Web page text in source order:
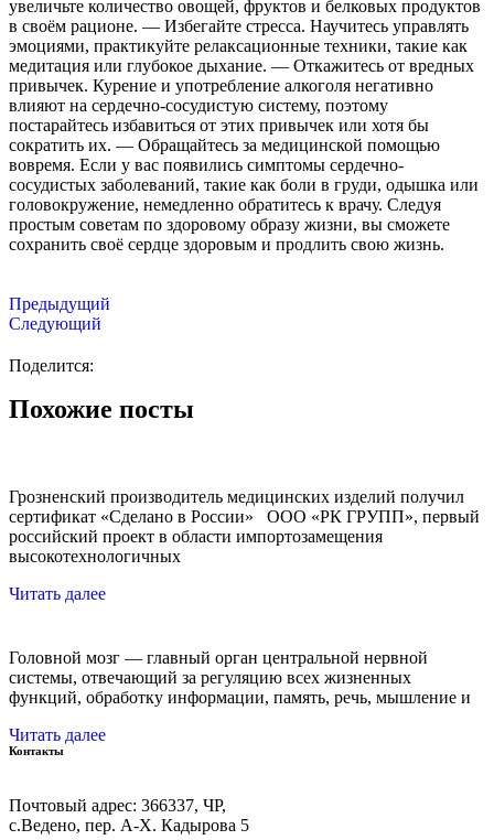
увеличьте количество овощей, фруктов и белковых продуктов
в своём рационе. — Избегайте стресса. Научитесь управлять
эмоциями, практикуйте релаксационные техники, такие как
медитация или глубокое дыхание. — Откажитесь от вредных
привычек. Курение и употребление алкоголя негативно
влияют на сердечно-сосудистую систему, поэтому
постарайтесь избавиться от этих привычек или хотя бы
сократить их. — Обращайтесь за медицинской помощью
вовремя. Если у вас появились симптомы сердечно-
сосудистых заболеваний, такие как боли в груди, одышка или
головокружение, немедленно обратитесь к врачу. Следуя
простым советам по здоровому образу жизни, вы сможете
сохранить своё сердце здоровым и продлить свою жизнь.
Предыдущий
Следующий
Поделится:
Похожие посты
Грозненский производитель медицинских изделий получил
сертификат «Сделано в России» ООО «РК ГРУПП», первый
российский проект в области импортозамещения
высокотехнологичных
Читать далее
Головной мозг — главный орган центральной нервной
системы, отвечающий за регуляцию всех жизненных
функций, обработку информации, память, речь, мышление и
Читать далее
Контакты
Почтовый адрес: 366337, ЧР,
с.Ведено, пер. А-Х. Кадыровa 5